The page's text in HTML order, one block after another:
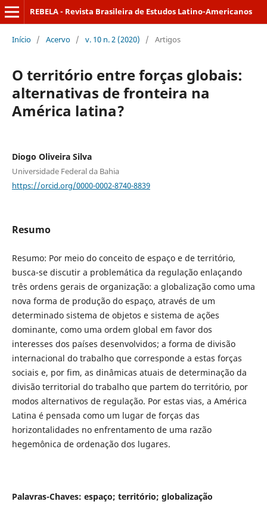
REBELA - Revista Brasileira de Estudos Latino-Americanos
Início / Acervo / v. 10 n. 2 (2020) / Artigos
O território entre forças globais:
alternativas de fronteira na
América latina?
Diogo Oliveira Silva
Universidade Federal da Bahia
https://orcid.org/0000-0002-8740-8839
Resumo
Resumo: Por meio do conceito de espaço e de território,
busca-se discutir a problemática da regulação enlaçando
três ordens gerais de organização: a globalização como uma
nova forma de produção do espaço, através de um
determinado sistema de objetos e sistema de ações
dominante, como uma ordem global em favor dos
interesses dos países desenvolvidos; a forma de divisão
internacional do trabalho que corresponde a estas forças
sociais e, por fim, as dinâmicas atuais de determinação da
divisão territorial do trabalho que partem do território, por
modos alternativos de regulação. Por estas vias, a América
Latina é pensada como um lugar de forças das
horizontalidades no enfrentamento de uma razão
hegemônica de ordenação dos lugares.
Palavras-Chaves: espaço; território; globalização